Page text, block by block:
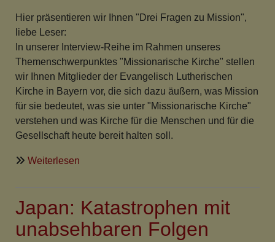
Hier präsentieren wir Ihnen "Drei Fragen zu Mission",
liebe Leser:
In unserer Interview-Reihe im Rahmen unseres
Themenschwerpunktes "Missionarische Kirche" stellen
wir Ihnen Mitglieder der Evangelisch Lutherischen
Kirche in Bayern vor, die sich dazu äußern, was Mission
für sie bedeutet, was sie unter "Missionarische Kirche"
verstehen und was Kirche für die Menschen und für die
Gesellschaft heute bereit halten soll.
Weiterlesen
zu
Eine
Japan: Katastrophen mit
unabsehbaren Folgen